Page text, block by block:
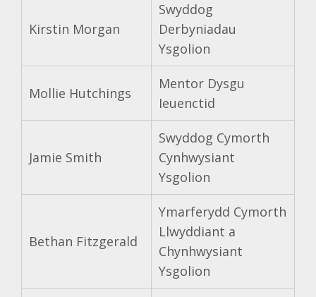
Kirstin Morgan
Swyddog
Derbyniadau
Ysgolion
Mollie Hutchings
Mentor Dysgu
Ieuenctid
Jamie Smith
Swyddog Cymorth
Cynhwysiant
Ysgolion
Bethan Fitzgerald
Ymarferydd Cymorth
Llwyddiant a
Chynhwysiant
Ysgolion